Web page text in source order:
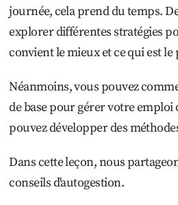
journée, cela prend du temps.
explorer différentes stratégies
convient le mieux et ce qui est le
Néanmoins, vous pouvez
de base pour gérer votre emploi
pouvez développer des
Dans cette leçon, nous
conseils d'autogestion.